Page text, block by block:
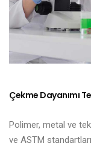
Çekme Dayanımı
Polimer, metal ve
ve ASTM